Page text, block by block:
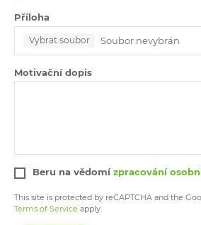
Příloha
Vybrat soubor Soubor nevybrán
Motivační dopis
Beru na vědomízpracování
This site is protected by reCAPTCHA and the
Terms of Service apply.